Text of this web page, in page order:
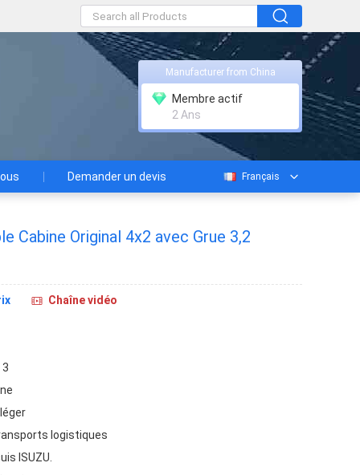
Manufacturer from China
Membre actif
2 Ans
Demander un devis Français
Cabine Original 4x2 avec Grue 3,2
Chaîne vidéo
3
logistiques
ISUZU.